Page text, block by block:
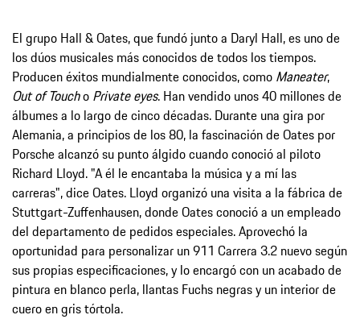
El grupo Hall & Oates, que fundó junto a Daryl Hall, es uno de
los dúos musicales más conocidos de todos los tiempos.
Producen éxitos mundialmente conocidos, como Maneater,
Out of Toucho Private eyes. Han vendido unos 40 millones de
álbumes a lo largo de cinco décadas. Durante una gira por
Alemania, a principios de los 80, la fascinación de Oates por
Porsche alcanzó su punto álgido cuando conoció al piloto
Richard Lloyd. "A él le encantaba la música y a mí las
carreras", dice Oates. Lloyd organizó una visita a la fábrica de
Stuttgart-Zuffenhausen, donde Oates conoció a un empleado
del departamento de pedidos especiales. Aprovechó la
oportunidad para personalizar un 911 Carrera 3.2 nuevo según
sus propias especificaciones, y lo encargó con un acabado de
pintura en blanco perla, llantas Fuchs negras y un interior de
cuero en gris tórtola.